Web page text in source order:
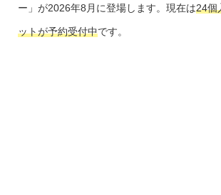
ー」が2026年8月に登場します。現在は24個
ットが予約受付中です。